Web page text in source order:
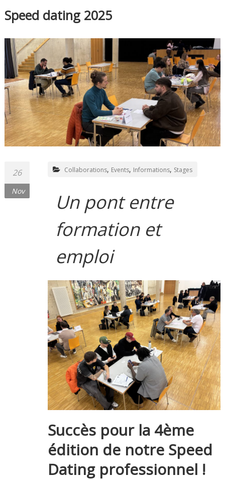
Speed dating 2025
26
Nov
Collaborations, Events, Informations, Stages
Un pont entre
formation et
emploi
Succès pour la 4ème
édition de notre Speed
Dating professionnel !